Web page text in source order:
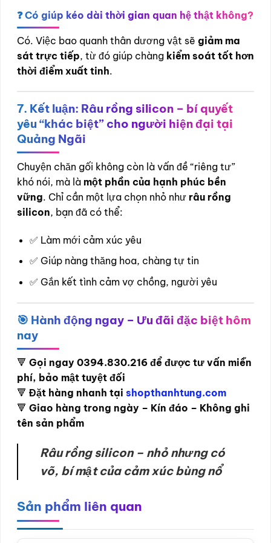
❓ Có giúp kéo dài thời gian quan hệ thật không?
Có. Việc bao quanh thân dương vật sẽ giảm ma
sát trực tiếp, từ đó giúp chàng kiểm soát tốt hơn
thời điểm xuất tinh.
7. Kết luận: Râu rồng silicon – bí quyết
yêu “khác biệt” cho người hiện đại tại
Quảng Ngãi
Chuyện chăn gối không còn là vấn đề “riêng tư”
khó nói, mà là một phần của hạnh phúc bền
vững. Chỉ cần một lựa chọn nhỏ như râu rồng
silicon, bạn đã có thể:
✅ Làm mới cảm xúc yêu
✅ Giúp nàng thăng hoa, chàng tự tin
✅ Gắn kết tình cảm vợ chồng, người yêu
🎯 Hành động ngay – Ưu đãi đặc biệt hôm
nay
🔻 Gọi ngay 0394.830.216 để được tư vấn miễn
phí, bảo mật tuyệt đối
🔻 Đặt hàng nhanh tại shopthanhtung.com
🔻 Giao hàng trong ngày – Kín đáo – Không ghi
tên sản phẩm
Râu rồng silicon – nhỏ nhưng có
võ, bí mật của cảm xúc bùng nổ
Sản phẩm liên quan